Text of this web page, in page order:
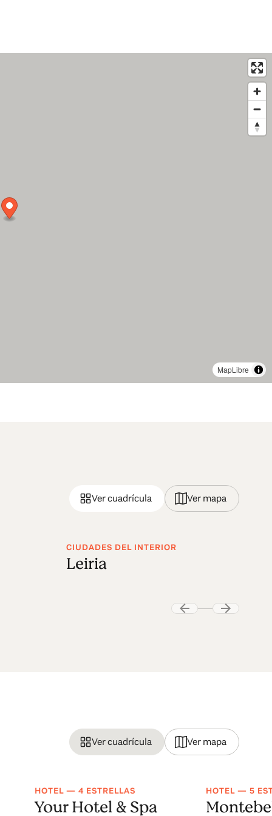
MapLibre
Ver cuadrícula Ver mapa
CIUDADES DEL INTERIOR
Leiria
Ver cuadrícula Ver mapa
HOTEL — 4 ESTRELLAS
Your Hotel & Spa
HOTEL — 5